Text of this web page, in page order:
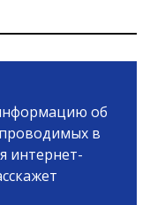
об
в
интернет-